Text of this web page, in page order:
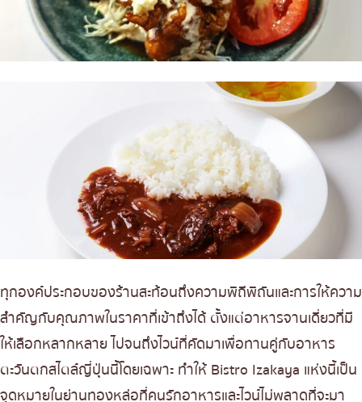
ทุกองค์ประกอบของร้านสะท้อนถึงความพิถีพิถันและการให้ความ
สำคัญกับคุณภาพในราคาที่เข้าถึงได้ ตั้งแต่อาหารจานเดี่ยวที่มี
ให้เลือกหลากหลาย ไปจนถึงไวน์ที่คัดมาเพื่อทานคู่กับอาหาร
ตะวันตกสไตล์ญี่ปุ่นนี้โดยเฉพาะ ทำให้ Bistro Izakaya แห่งนี้เป็น
จุดหมายในย่านทองหล่อที่คนรักอาหารและไวน์ไม่พลาดที่จะมา